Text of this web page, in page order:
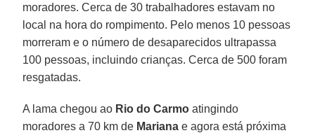
moradores. Cerca de 30 trabalhadores estavam no
local na hora do rompimento. Pelo menos 10 pessoas
morreram e o número de desaparecidos ultrapassa
100 pessoas, incluindo crianças. Cerca de 500 foram
resgatadas.
A lama chegou ao Rio do Carmo atingindo
moradores a 70 km de Mariana e agora está próxima